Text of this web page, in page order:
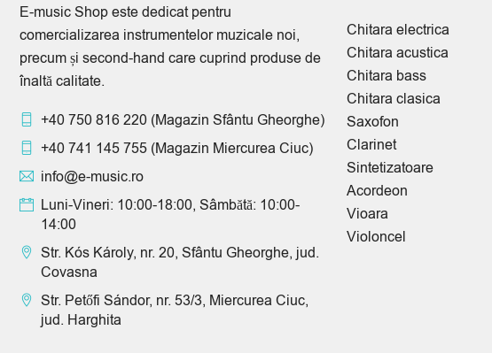
E-music Shop este dedicat pentru
comercializarea instrumentelor muzicale noi,
precum și second-hand care cuprind produse de
înaltă calitate.
+40 750 816 220 (Magazin Sfântu Gheorghe)
+40 741 145 755 (Magazin Miercurea Ciuc)
info@e-music.ro
Luni-Vineri: 10:00-18:00, Sâmbătă: 10:00-
14:00
Str. Kós Károly, nr. 20, Sfântu Gheorghe, jud.
Covasna
Str. Petőfi Sándor, nr. 53/3, Miercurea Ciuc,
jud. Harghita
Chitara electrica
Chitara acustica
Chitara bass
Chitara clasica
Saxofon
Clarinet
Sintetizatoare
Acordeon
Vioara
Violoncel